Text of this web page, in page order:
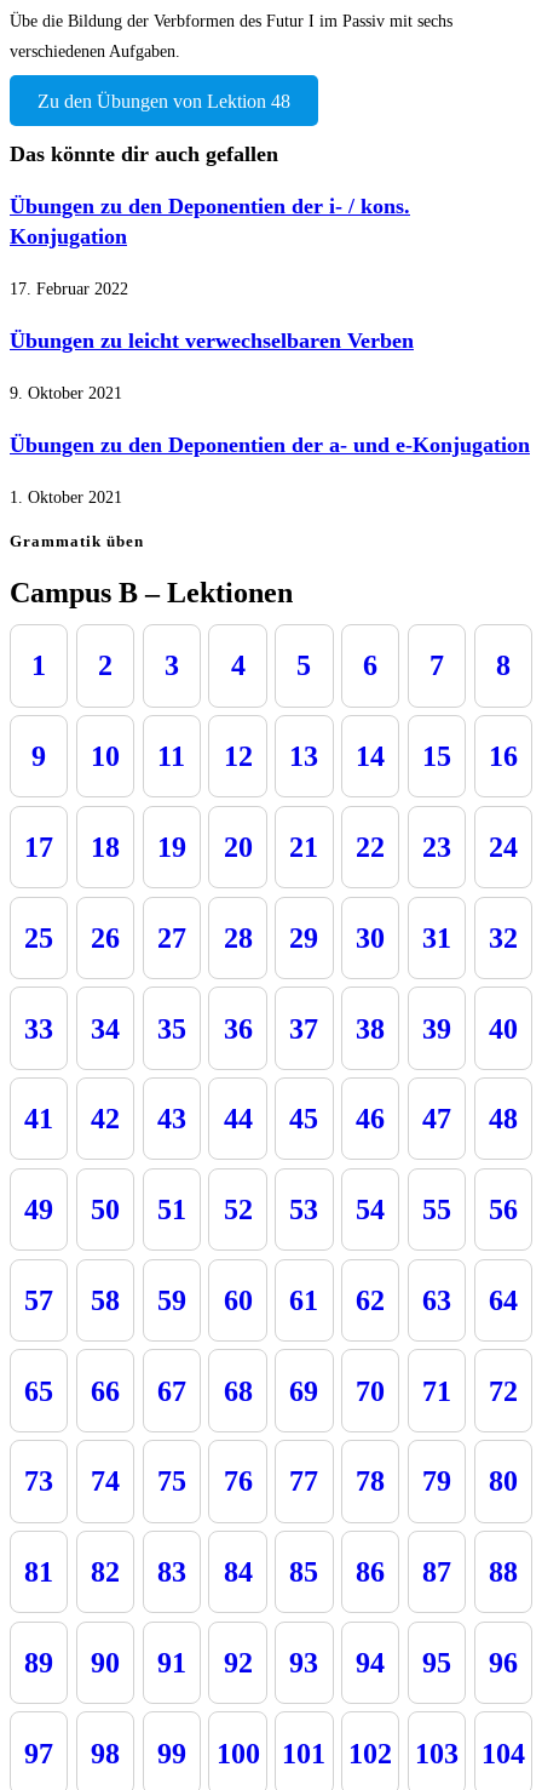
Übe die Bildung der Verbformen des Futur I im Passiv mit sechs
verschiedenen Aufgaben.
Zu den Übungen von Lektion 48
Das könnte dir auch gefallen
Übungen zu den Deponentien der i- / kons.
Konjugation
17. Februar 2022
Übungen zu leicht verwechselbaren Verben
9. Oktober 2021
Übungen zu den Deponentien der a- und e-Konjugation
1. Oktober 2021
Grammatik üben
Campus B – Lektionen
1 2 3 4 5 6 7 8
9 10 11 12 13 14 15 16
17 18 19 20 21 22 23 24
25 26 27 28 29 30 31 32
33 34 35 36 37 38 39 40
41 42 43 44 45 46 47 48
49 50 51 52 53 54 55 56
57 58 59 60 61 62 63 64
65 66 67 68 69 70 71 72
73 74 75 76 77 78 79 80
81 82 83 84 85 86 87 88
89 90 91 92 93 94 95 96
97 98 99 100 101 102 103 104